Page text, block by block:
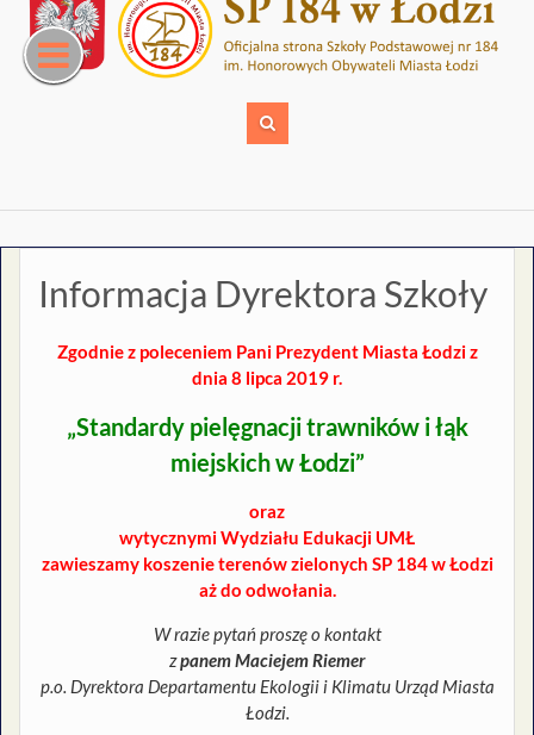
content
Informacja Dyrektora Szkoły
Zgodnie z poleceniem Pani Prezydent Miasta Łodzi z
dnia 8 lipca 2019 r.
„Standardy pielęgnacji trawników i łąk
miejskich w Łodzi”
oraz
wytycznymi Wydziału Edukacji UMŁ
zawieszamy koszenie terenów zielonych SP 184 w Łodzi
aż do odwołania.
W razie pytań proszę o kontakt
zpanem Maciejem Riemer
p.o. Dyrektora Departamentu Ekologii i Klimatu Urząd Miasta
Łodzi.